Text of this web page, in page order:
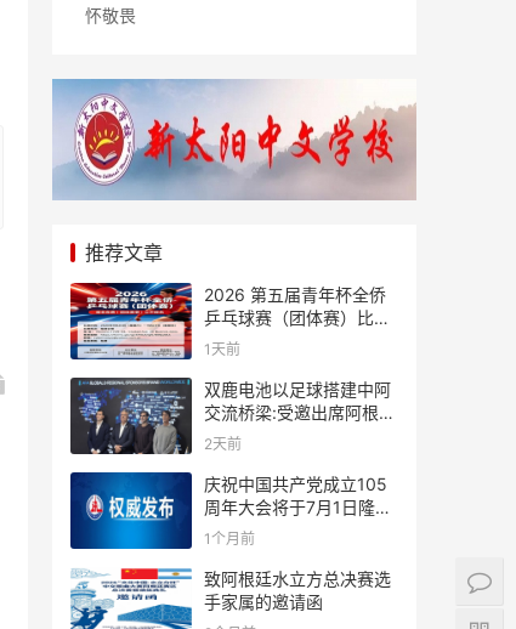
怀敬畏
推荐文章
2026 第五届青年杯全侨
乒乓球赛（团体赛）比赛
规则
1天前
双鹿电池以足球搭建中阿
交流桥梁:受邀出席阿根廷
足协赞助商招待会！
2天前
庆祝中国共产党成立105
周年大会将于7月1日隆重
举行
1个月前
致阿根廷水立方总决赛选
手家属的邀请函